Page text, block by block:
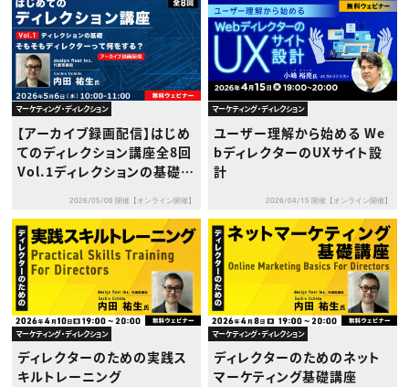
マーケティング・ディレクション
【アーカイブ録画配信】はじめ
てのディレクション講座全8回
Vol.1ディレクションの基礎
何をする？2026/05/06 開催【オンライン開催】
マーケティング・ディレクション
ユーザー理解から始める We
bディレクターのUXサイト設
計
2026/04/15 開催【オンライン開催】
マーケティング・ディレクション
ディレクターのための実践ス
キルトレーニング
マーケティング・ディレクション
ディレクターのためのネット
マーケティング基礎講座